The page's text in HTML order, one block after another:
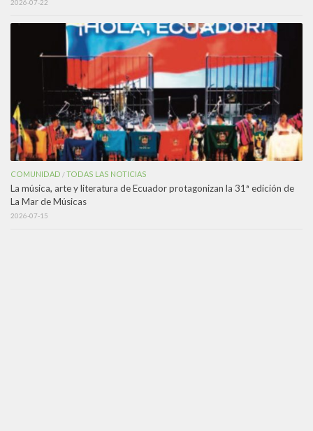
2026-07-22
COMUNIDAD /TODAS LAS NOTICIAS
La música, arte y literatura de Ecuador protagonizan la 31ª edición de
La Mar de Músicas
2026-07-15